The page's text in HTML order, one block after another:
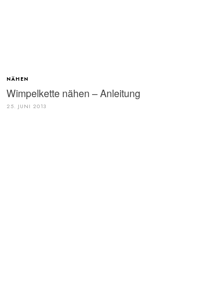
NÄHEN
Wimpelkette nähen – Anleitung
25. JUNI 2013